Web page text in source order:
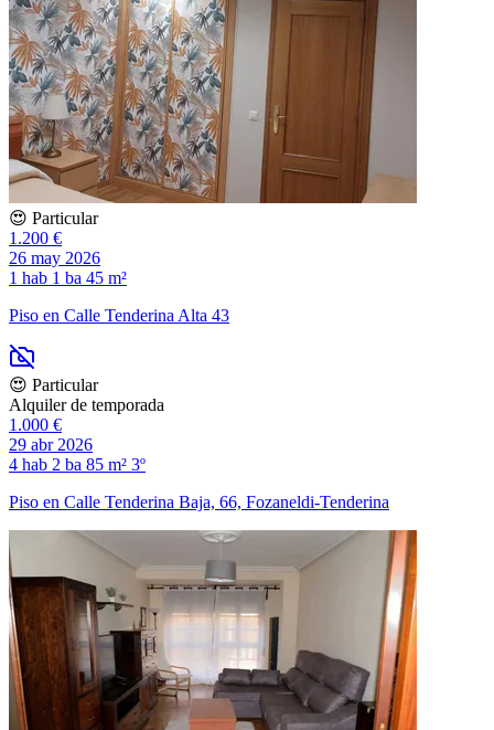
😍 Particular
1.200 €
26 may 2026
1 hab 1 ba 45 m²
Piso en Calle Tenderina Alta 43
😍 Particular
Alquiler de temporada
1.000 €
29 abr 2026
4 hab 2 ba 85 m² 3º
Piso en Calle Tenderina Baja, 66, Fozaneldi-Tenderina